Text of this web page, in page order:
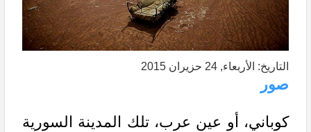
التاريخ: الأربعاء, 24 حزيران 2015
صور
كوباني، أو عين عرب، تلك المدينة السورية